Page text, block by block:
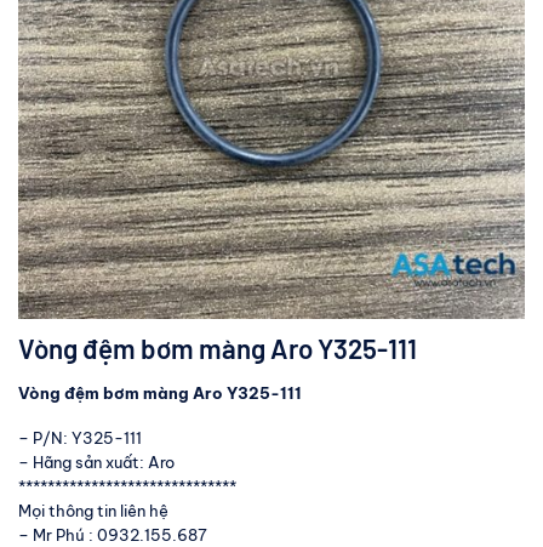
Vòng đệm bơm màng Aro Y325-111
Vòng đệm bơm màng Aro Y325-111
– P/N: Y325-111
– Hãng sản xuất: Aro
******************************
Mọi thông tin liên hệ
– Mr Phú : 0932.155.687